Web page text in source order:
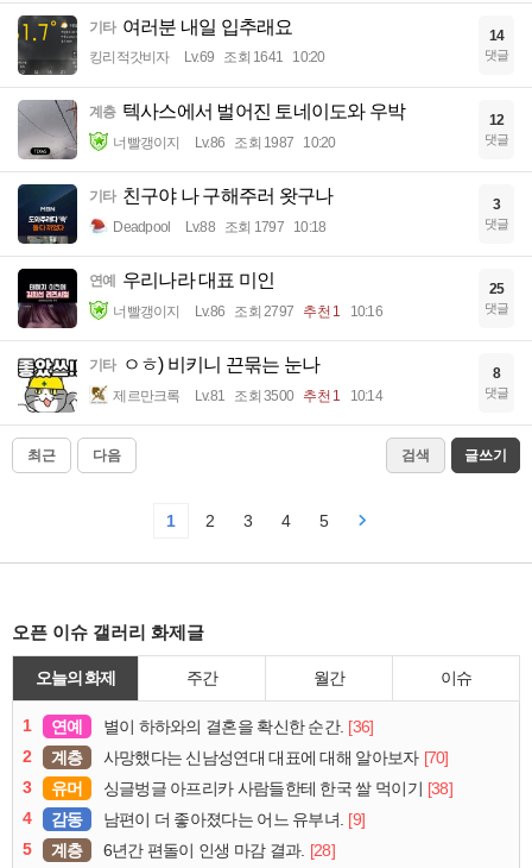
기타 여러분 내일 입추래요
킹리적갓비자 Lv.69 조회 1641 10:20
14
댓글
계층 텍사스에서 벌어진 토네이도와 우박
너빨갱이지 Lv.86 조회 1987 10:20
12
댓글
기타 친구야 나 구해주러 왓구나
Deadpool Lv.88 조회 1797 10:18
3
댓글
연예 우리나라 대표 미인
너빨갱이지 Lv.86 조회 2797 추천 1 10:16
25
댓글
기타 ㅇㅎ) 비키니 끈묶는 눈나
제르만크록 Lv.81 조회 3500 추천 1 10:14
8
댓글
최근 다음 검색 글쓰기
1 2 3 4 5
오픈 이슈 갤러리 화제글
오늘의 화제 주간 월간 이슈
1 연예 별이 하하와의 결혼을 확신한 순간. [36]
2
계층 사망했다는 신남성연대 대표에 대해 알아보자 [70]
3
유머 싱글벙글 아프리카 사람들한테 한국 쌀 먹이기 [38]
4
감동 남편이 더 좋아졌다는 어느 유부녀. [9]
5
계층 6년간 편돌이 인생 마감 결과. [28]